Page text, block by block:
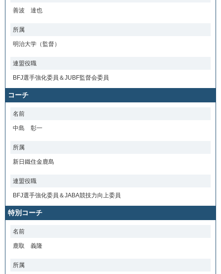
善波 達也
所属
明治大学（監督）
連盟役職
BFJ選手強化委員＆JUBF監督会委員
コーチ
名前
中島 彰一
所属
新日鐵住金鹿島
連盟役職
BFJ選手強化委員＆JABA競技力向上委員
特別コーチ
名前
鹿取 義隆
所属